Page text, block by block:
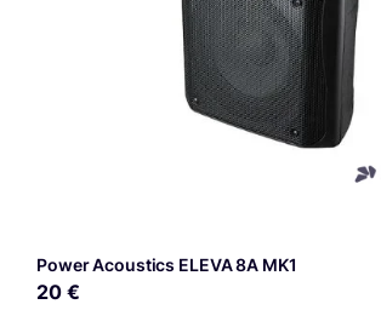
Power Acoustics ELEVA 8A MK1
20 €